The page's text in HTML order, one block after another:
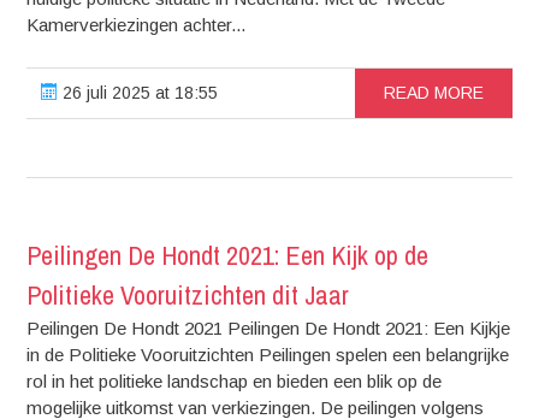
Kamerverkiezingen achter...
26 juli 2025 at 18:55 READ MORE
Peilingen De Hondt 2021: Een Kijk op de
Politieke Vooruitzichten dit Jaar
Peilingen De Hondt 2021 Peilingen De Hondt 2021: Een Kijkje
in de Politieke Vooruitzichten Peilingen spelen een belangrijke
rol in het politieke landschap en bieden een blik op de
mogelijke uitkomst van verkiezingen. De peilingen volgens